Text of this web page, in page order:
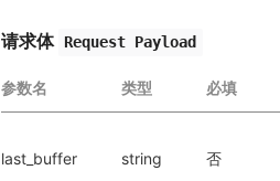
请求体 Request Payload
参数名 类型 必填
last_buffer string 否